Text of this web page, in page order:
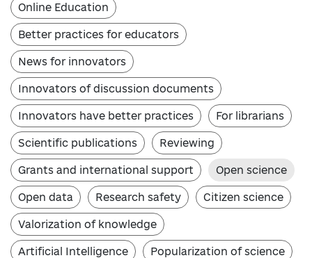
Online Education
Better practices for educators
News for innovators
Innovators of discussion documents
Innovators have better practices For librarians
Scientific publications Reviewing
Grants and international support Open science
Open data Research safety Citizen science
Valorization of knowledge
Artificial Intelligence Popularization of science